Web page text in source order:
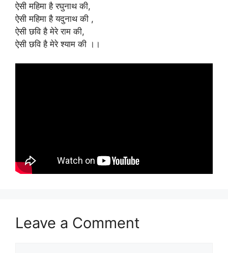
ऐसी महिमा है रघुनाथ की,
ऐसी महिमा है यदुनाथ की ,
ऐसी छवि है मेरे राम की,
ऐसी छवि है मेरे श्याम की ।।
Leave a Comment